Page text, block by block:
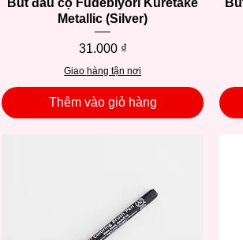
Metallic (Silver)
Giá
31.000 ₫
Giao hàng tận nơi
Thêm vào giỏ hàng